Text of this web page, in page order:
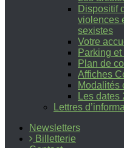
Dispositif
violences
sexistes
Votre
Parking
Plan de
Affiches
Modalités
Les dates
Lettres
Newsletters
Billetterie